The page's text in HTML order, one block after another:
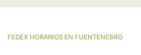
FEDEX HORARIOS EN FUENTENEBRO